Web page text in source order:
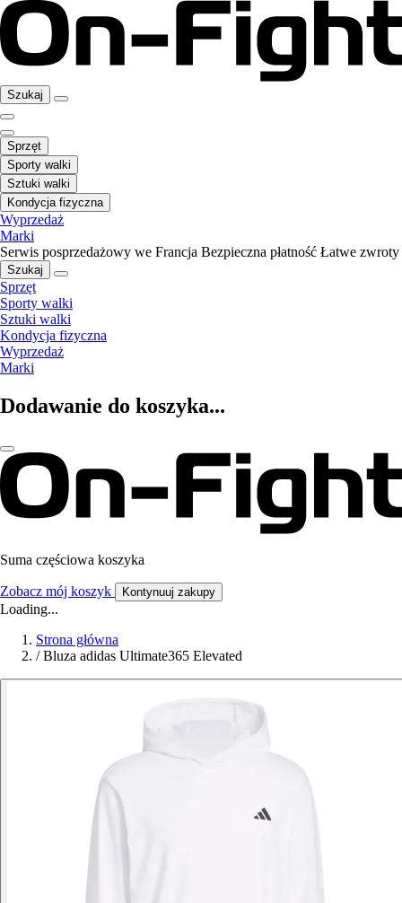
Szukaj
Sprzęt
Sporty walki
Sztuki walki
Kondycja fizyczna
Wyprzedaż
Marki
Serwis posprzedażowy we Francja Bezpieczna płatność Łatwe zwroty
Szukaj
Sprzęt
Sporty walki
Sztuki walki
Kondycja fizyczna
Wyprzedaż
Marki
Dodawanie do koszyka...
Suma częściowa koszyka
Zobacz mój koszyk Kontynuuj zakupy
Loading...
Strona główna
/ Bluza adidas Ultimate365 Elevated